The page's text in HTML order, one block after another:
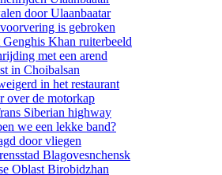
door Ulaanbaatar
is gebroken
Khan ruiterbeeld
met een arend
in Choibalsan
in het restaurant
over de motorkap
Siberian highway
we een lekke band?
door vliegen
Blagovesnchensk
Oblast Birobidzhan